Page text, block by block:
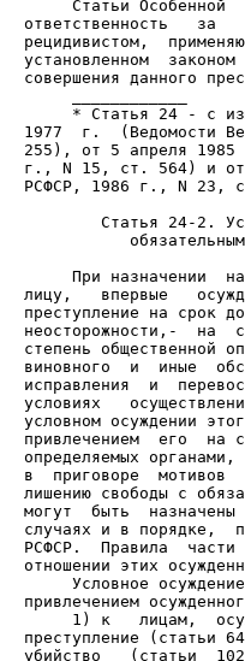
Статьи Особенной
ответственность   за
рецидивистом,
установленном
* Статья 24 - с
1977  г.  (Ведомости
255), от 5 апреля 1985
г., N 15, ст. 564) и от
РСФСР, 1986 г., N 23,
При назначении
лицу,   впервые
преступление на срок
неосторожности,-  на
степень общественной
виновного  и  иные
исправления  и
условиях
условном осуждении
привлечением  его  на
определяемых
в  приговоре  мотивов
лишению свободы с
могут  быть  назначены
случаях и в порядке,
РСФСР.  Правила
Условное
1) к   лицам,
преступление (статьи
убийство   (статьи